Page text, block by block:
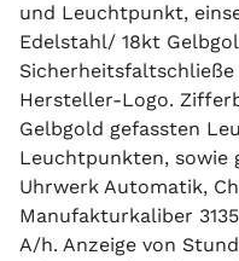
und Leuchtpunkt,
Edelstahl/ 18kt
Hersteller-Logo.
Gelbgold gefassten
Leuchtpunkten, sowie
Uhrwerk Automatik,
Manufakturkaliber
A/h. Anzeige von